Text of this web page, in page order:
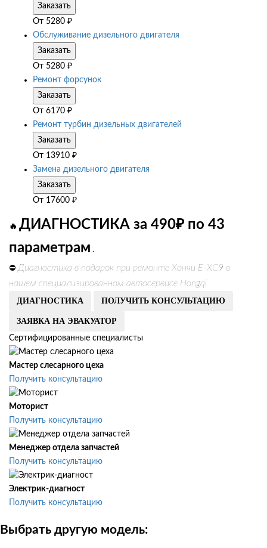
Заказать
От 5280 ₽
Обслуживание дизельного двигателя
Заказать
От 5280 ₽
Ремонт форсунок
Заказать
От 6170 ₽
Ремонт турбин дизельных двигателей
Заказать
От 13910 ₽
Замена дизельного двигателя
Заказать
От 17600 ₽
🔥 ДИАГНОСТИКА за 490₽ по 43
параметрам .
⛔ Диагностика в подарок при ремонте Хончи Е-ХС9 в
нашем специализированном автосервисе Hongqi
ДИАГНОСТИКА ПОЛУЧИТЬ КОНСУЛЬТАЦИЮ
ЗАЯВКА НА ЭВАКУАТОР
Сертифицированные специалисты
Мастер слесарного цеха
Получить консультацию
Моторист
Получить консультацию
Менеджер отдела запчастей
Получить консультацию
Электрик-диагност
Получить консультацию
Выбрать другую модель: